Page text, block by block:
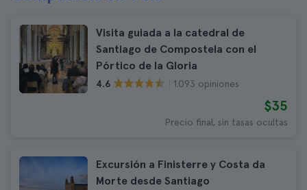
Visita guiada a la catedral de
Santiago de Compostela con el
Pórtico de la Gloria
4.6 1.093 opiniones
$35
Precio final, sin tasas ocultas
Excursión a Finisterre y Costa da
Morte desde Santiago